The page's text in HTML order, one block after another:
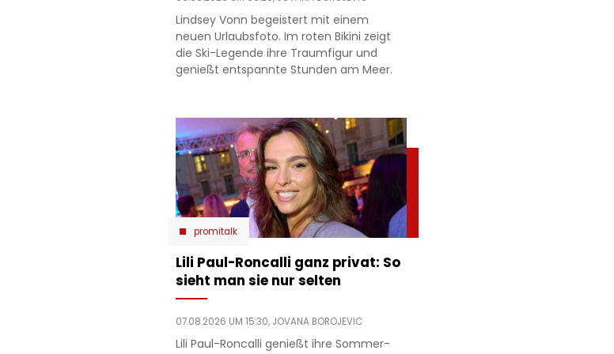
Lindsey Vonn begeistert mit einem
neuen Urlaubsfoto. Im roten Bikini zeigt
die Ski-Legende ihre Traumfigur und
genießt entspannte Stunden am Meer.
promitalk
Lili Paul-Roncalli ganz privat: So
sieht man sie nur selten
07.08.2026 UM 15:30, JOVANA BOROJEVIC
Lili Paul-Roncalli genießt ihre Sommer-